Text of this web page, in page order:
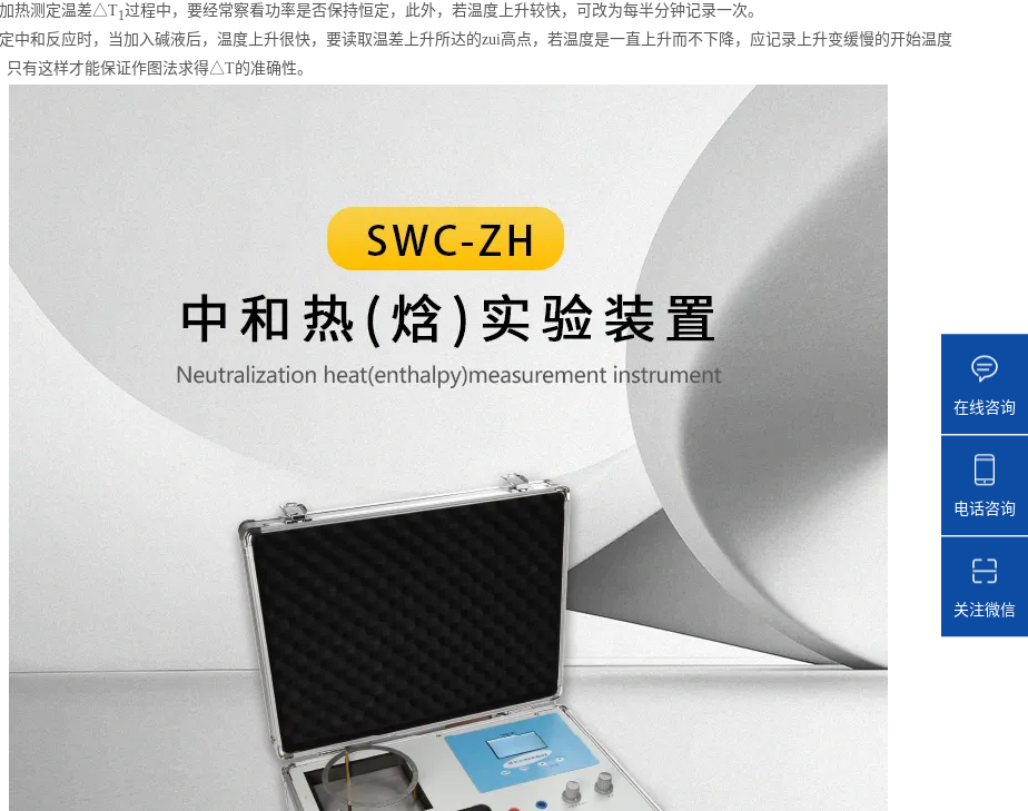
热测定温差△T1过程中，要经常察看功率是否保持恒定，此外，若温度上升较快，可改为每半分钟记录一次。
中和反应时，当加入碱液后，温度上升很快，要读取温差上升所达的zui高点，若温度是一直上升而不下降，应记录上升变缓慢的开始温度
只有这样才能保证作图法求得△T的准确性。
在线咨询
电话咨询
关注微信